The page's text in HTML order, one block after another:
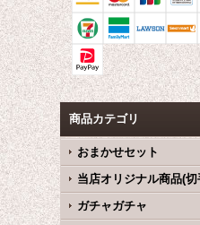
商品カテゴリ
おまかせセット
当店オリジナル商品(切
ガチャガチャ